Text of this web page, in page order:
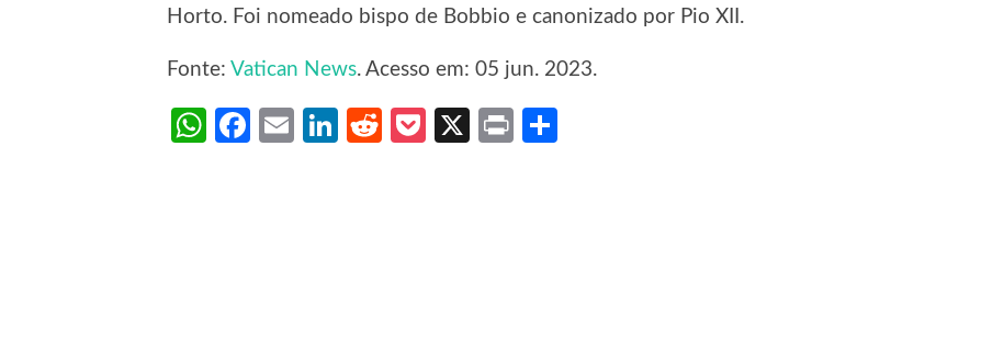
Horto. Foi nomeado bispo de Bobbio e canonizado por Pio XII.
Fonte: Vatican News. Acesso em: 05 jun. 2023.
WhatsApp
Facebook
EmailLinkedIn
RedditPocket
X Print